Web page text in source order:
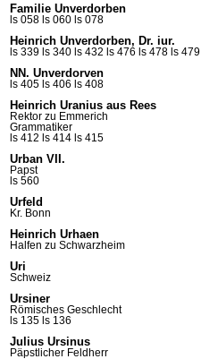
Familie Unverdorben
ls 058 ls 060 ls 078
Heinrich Unverdorben, Dr. iur.
ls 339 ls 340 ls 432 ls 476 ls 478 ls 479
NN. Unverdorven
ls 405 ls 406 ls 408
Heinrich Uranius aus Rees
Rektor zu Emmerich
Grammatiker
ls 412 ls 414 ls 415
Urban VII.
Papst
ls 560
Urfeld
Kr. Bonn
Heinrich Urhaen
Halfen zu Schwarzheim
Uri
Schweiz
Ursiner
Römisches Geschlecht
ls 135 ls 136
Julius Ursinus
Päpstlicher Feldherr